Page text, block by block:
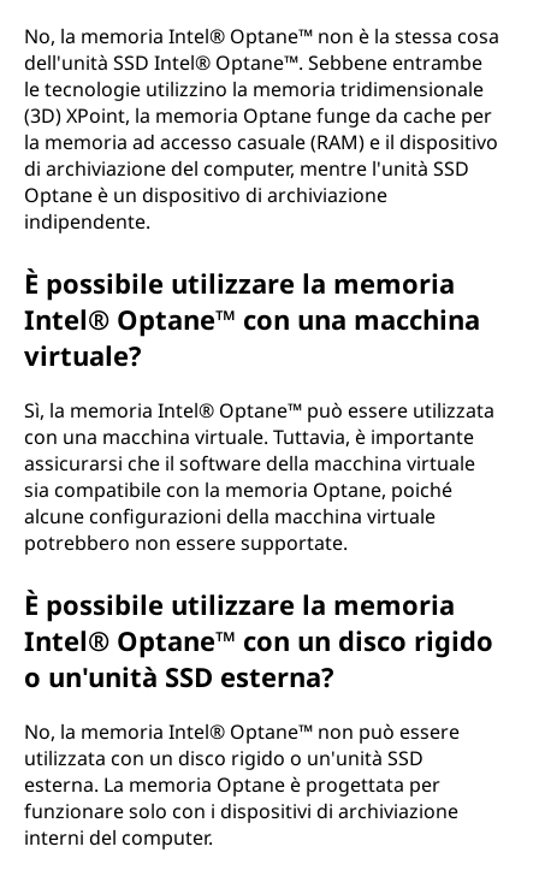
No, la memoria Intel® Optane™ non è la stessa cosa
dell'unità SSD Intel® Optane™. Sebbene entrambe
le tecnologie utilizzino la memoria tridimensionale
(3D) XPoint, la memoria Optane funge da cache per
la memoria ad accesso casuale (RAM) e il dispositivo
di archiviazione del computer, mentre l'unità SSD
Optane è un dispositivo di archiviazione
indipendente.
È possibile utilizzare la memoria
Intel® Optane™ con una macchina
virtuale?
Sì, la memoria Intel® Optane™ può essere utilizzata
con una macchina virtuale. Tuttavia, è importante
assicurarsi che il software della macchina virtuale
sia compatibile con la memoria Optane, poiché
alcune configurazioni della macchina virtuale
potrebbero non essere supportate.
È possibile utilizzare la memoria
Intel® Optane™ con un disco rigido
o un'unità SSD esterna?
No, la memoria Intel® Optane™ non può essere
utilizzata con un disco rigido o un'unità SSD
esterna. La memoria Optane è progettata per
funzionare solo con i dispositivi di archiviazione
interni del computer.